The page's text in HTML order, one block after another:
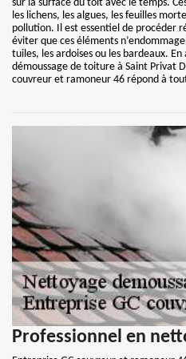
sur la surface du toit avec le temps.
les lichens, les algues, les feuilles
pollution. Il est essentiel de procéder
éviter que ces éléments
tuiles, les ardoises ou les bardeaux.
démoussage de toiture à Saint Privat
couvreur et ramoneur 46 répond à
Professionnel en